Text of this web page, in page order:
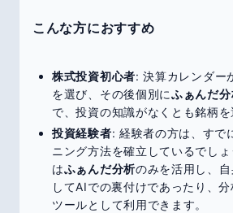
こんな方におすすめ
株式投資初心者: 決算カレンダー
を選び、その後個別にふぁんだ
で、投資の知識がなくとも銘柄を
投資経験者: 経験者の方は、すで
ニング方法を確立しているでし
はふぁんだ分析のみを活用し、
してAIでの裏付けであったり、
ツールとして利用できます。